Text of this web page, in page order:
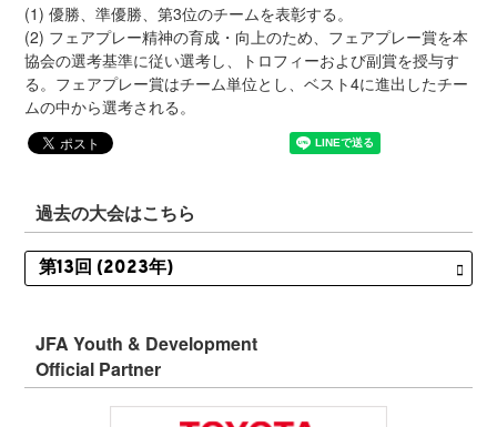
(1) 優勝、準優勝、第3位のチームを表彰する。
(2) フェアプレー精神の育成・向上のため、フェアプレー賞を本
協会の選考基準に従い選考し、トロフィーおよび副賞を授与す
る。フェアプレー賞はチーム単位とし、ベスト4に進出したチー
ムの中から選考される。
過去の大会はこちら
JFA Youth & Development
Official Partner